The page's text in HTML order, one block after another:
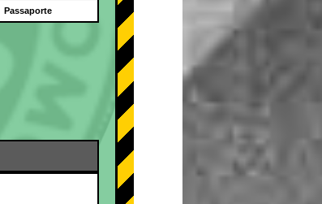
Passaporte